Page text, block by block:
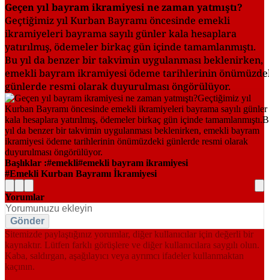
Geçen yıl bayram ikramiyesi ne zaman yatmıştı?
Geçtiğimiz yıl Kurban Bayramı öncesinde emekli
ikramiyeleri bayrama sayılı günler kala hesaplara
yatırılmış, ödemeler birkaç gün içinde tamamlanmıştı.
Bu yıl da benzer bir takvimin uygulanması beklenirken,
emekli bayram ikramiyesi ödeme tarihlerinin
günlerde resmi olarak duyurulması öngörülüyor.
Başlıklar : emekli emekli bayram ikramiyesi
Emekli Kurban Bayramı İkramiyesi
Yorumlar
Gönder
Sitemizde paylaştığınız yorumlar, diğer kullanıcılar için değerli bir
kaynaktır. Lütfen farklı görüşlere ve diğer kullanıcılara saygılı olun.
Kaba, saldırgan, aşağılayıcı veya ayrımcı ifadeler kullanmaktan
kaçının.